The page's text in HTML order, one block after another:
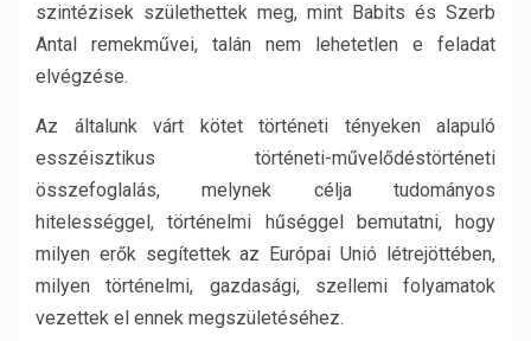
szintézisek születhettek meg, mint Babits és Szerb
Antal remekművei, talán nem lehetetlen e feladat
elvégzése.
Az általunk várt kötet történeti tényeken alapuló
esszéisztikus történeti-művelődéstörténeti
összefoglalás, melynek célja tudományos
hitelességgel, történelmi hűséggel bemutatni, hogy
milyen erők segítettek az Európai Unió létrejöttében,
milyen történelmi, gazdasági, szellemi folyamatok
vezettek el ennek megszületéséhez.